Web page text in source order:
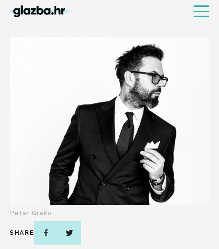
Petar Grašo
SHARE